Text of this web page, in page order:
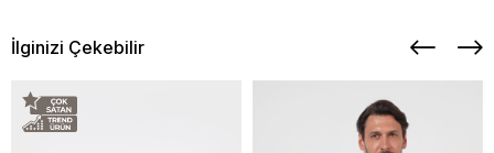
İlginizi Çekebilir